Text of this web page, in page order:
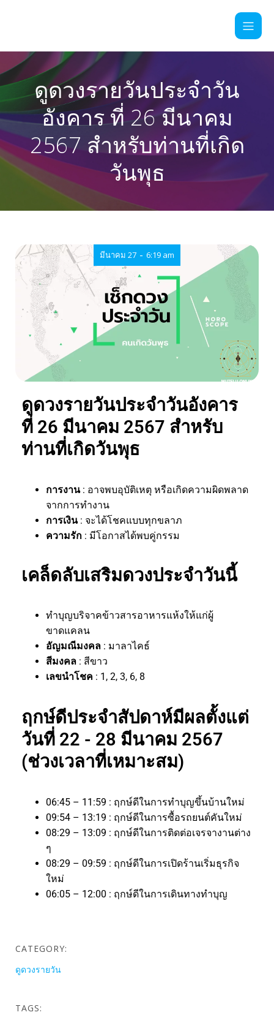
ดูดวงรายวันประจำวัน
อังคาร ที่ 26 มีนาคม
2567 สำหรับท่านที่เกิด
วันพุธ
มีนาคม 27 - 6:19 am
ดูดวงรายวันประจำวันอังคาร
ที่ 26 มีนาคม 2567 สำหรับ
ท่านที่เกิดวันพุธ
การงาน: อาจพบอุบัติเหตุ หรือเกิดความผิดพลาด
จากการทำงาน
การเงิน: จะได้โชคแบบทุกขลาภ
ความรัก : มีโอกาสได้พบคู่กรรม
เคล็ดลับเสริมดวงประจำวันนี้
ทำบุญบริจาคข้าวสารอาหารแห้งให้แก่ผู้
ขาดแคลน
อัญมณีมงคล : มาลาไคธ์
สีมงคล : สีขาว
เลขนำโชค : 1, 2, 3, 6, 8
ฤกษ์ดีประจำสัปดาห์มีผลตั้งแต่
วันที่ 22 - 28 มีนาคม 2567
(ช่วงเวลาที่เหมาะสม)
06:45 – 11:59 : ฤกษ์ดีในการทำบุญขึ้นบ้านใหม่
09:54 – 13:19 : ฤกษ์ดีในการซื้อรถยนต์คันใหม่
08:29 – 13:09 : ฤกษ์ดีในการติดต่อเจรจางานต่าง
ๆ
08:29 – 09:59 : ฤกษ์ดีในการเปิดร้านเริ่มธุรกิจ
ใหม่
06:05 – 12:00 : ฤกษ์ดีในการเดินทางทำบุญ
CATEGORY:
ดูดวงรายวัน
TAGS: